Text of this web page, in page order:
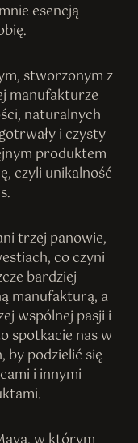
esencją
stworzonym z
manufakturze
naturalnych
i czysty
produktem
czyli unikalność
trzej panowie,
co czyni
bardziej
manufakturą, a
wspólnej pasji i
spotkacie nas w
by podzielić się
i innymi